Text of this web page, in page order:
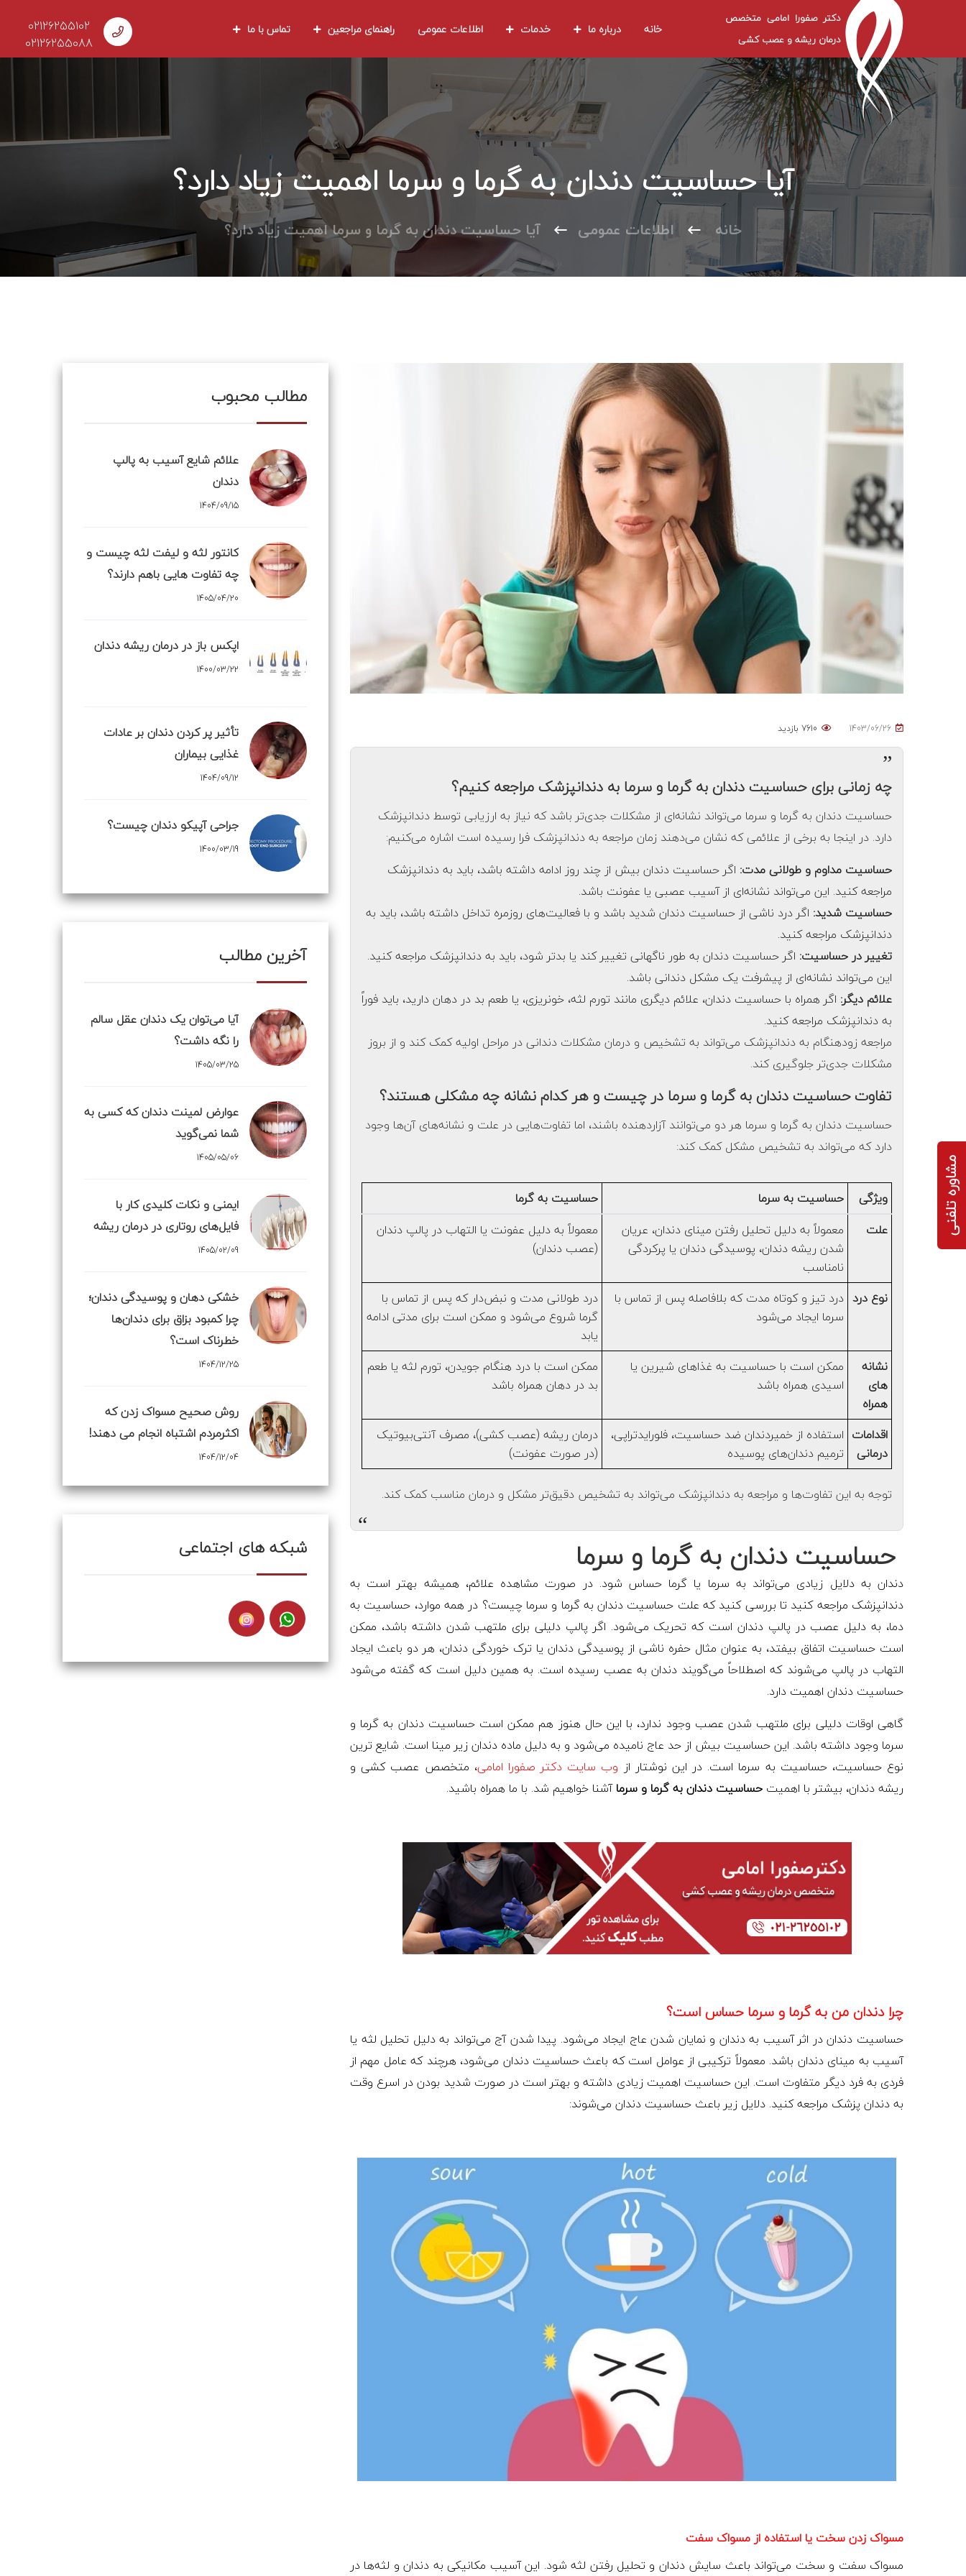
خانه درباره ما خدمات اطلاعات عمومی راهنمای مراجعین تماس با ما
02126255102
02126255088
دکتر صفورا امامی متخصص
درمان ریشه و عصب کشی
آیا حساسیت دندان به گرما و سرما اهمیت زیاد دارد؟
خانه اطلاعات عمومی آیا حساسیت دندان به گرما و سرما اهمیت زیاد دارد؟
”
چه زمانی برای حساسیت دندان به گرما و سرما به دندانپزشک مراجعه کنیم؟
حساسیت دندان به گرما و سرما می‌تواند نشانه‌ای از مشکلات جدی‌تر باشد که نیاز به ارزیابی توسط دندانپزشک
دارد. در اینجا به برخی از علائمی که نشان می‌دهند زمان مراجعه به دندانپزشک فرا رسیده است اشاره می‌کنیم:
حساسیت مداوم و طولانی مدت: اگر حساسیت دندان بیش از چند روز ادامه داشته باشد، باید به دندانپزشک
مراجعه کنید. این می‌تواند نشانه‌ای از آسیب عصبی یا عفونت باشد.
حساسیت شدید: اگر درد ناشی از حساسیت دندان شدید باشد و با فعالیت‌های روزمره تداخل داشته باشد، باید به
دندانپزشک مراجعه کنید.
تغییر در حساسیت: اگر حساسیت دندان به طور ناگهانی تغییر کند یا بدتر شود، باید به دندانپزشک مراجعه کنید.
این می‌تواند نشانه‌ای از پیشرفت یک مشکل دندانی باشد.
علائم دیگر: اگر همراه با حساسیت دندان، علائم دیگری مانند تورم لثه، خونریزی، یا طعم بد در دهان دارید، باید فوراً
به دندانپزشک مراجعه کنید.
مراجعه زودهنگام به دندانپزشک می‌تواند به تشخیص و درمان مشکلات دندانی در مراحل اولیه کمک کند و از بروز
مشکلات جدی‌تر جلوگیری کند.
تفاوت حساسیت دندان به گرما و سرما در چیست و هر کدام نشانه چه مشکلی هستند؟
حساسیت دندان به گرما و سرما هر دو می‌توانند آزاردهنده باشند، اما تفاوت‌هایی در علت و نشانه‌های آن‌ها وجود
دارد که می‌تواند به تشخیص مشکل کمک کند:
ویژگی حساسیت به سرما
حساسیت به گرما
علت
معمولاً به دلیل تحلیل رفتن مینای دندان، عریان
شدن ریشه دندان، پوسیدگی دندان یا پرکردگی
نامناسب
معمولاً به دلیل عفونت یا التهاب در پالپ دندان
(عصب دندان)
نوع درد درد تیز و کوتاه مدت که بلافاصله پس از تماس با
سرما ایجاد می‌شود
درد طولانی مدت و نبض‌دار که پس از تماس با
گرما شروع می‌شود و ممکن است برای مدتی ادامه
یابد
نشانه
های
همراه
ممکن است با حساسیت به غذاهای شیرین یا
اسیدی همراه باشد
ممکن است با درد هنگام جویدن، تورم لثه یا طعم
بد در دهان همراه باشد
اقدامات
درمانی
استفاده از خمیردندان ضد حساسیت، فلورایدتراپی،
ترمیم دندان‌های پوسیده
درمان ریشه (عصب کشی)، مصرف آنتی‌بیوتیک
(در صورت عفونت)
توجه به این تفاوت‌ها و مراجعه به دندانپزشک می‌تواند به تشخیص دقیق‌تر مشکل و درمان مناسب کمک کند.
“
حساسیت دندان به گرما و سرما
دندان به دلایل زیادی می‌تواند به سرما یا گرما حساس شود. در صورت مشاهده علائم، همیشه بهتر است به
دندانپزشک مراجعه کنید تا بررسی کنید که علت حساسیت دندان به گرما و سرما چیست؟ در همه موارد، حساسیت به
دما، به دلیل عصب در پالپ دندان است که تحریک می‌شود. اگر پالپ دلیلی برای ملتهب شدن داشته باشد، ممکن
است حساسیت اتفاق بیفتد، به عنوان مثال حفره ناشی از پوسیدگی دندان یا ترک خوردگی دندان، هر دو باعث ایجاد
التهاب در پالپ می‌شوند که اصطلاحاً می‌گویند دندان به عصب رسیده است. به همین دلیل است که گفته می‌شود
حساسیت دندان اهمیت دارد.
گاهی اوقات دلیلی برای ملتهب شدن عصب وجود ندارد، با این حال هنوز هم ممکن است حساسیت دندان به گرما و
سرما وجود داشته باشد. این حساسیت بیش از حد عاج نامیده می‌شود و به دلیل ماده دندان زیر مینا است. شایع ترین
نوع حساسیت، حساسیت به سرما است. در این نوشتار از وب سایت دکتر صفورا امامی، متخصص عصب کشی و
ریشه دندان، بیشتر با اهمیت حساسیت دندان به گرما و سرماآشنا خواهیم شد. با ما همراه باشید.
چرا دندان من به گرما و سرما حساس است؟
حساسیت دندان در اثر آسیب به دندان و نمایان شدن عاج ایجاد می‌شود. پیدا شدن آج می‌تواند به دلیل تحلیل لثه یا
آسیب به مینای دندان باشد. معمولاً ترکیبی از عوامل است که باعث حساسیت دندان می‌شود، هرچند که عامل مهم از
فردی به فرد دیگر متفاوت است. این حساسیت اهمیت زیادی داشته و بهتر است در صورت شدید بودن در اسرع وقت
به دندان پزشک مراجعه کنید. دلایل زیر باعث حساسیت دندان می‌شوند:
مسواک زدن سخت یا استفاده از مسواک سفت
مسواک سفت و سخت می‌تواند باعث سایش دندان و تحلیل رفتن لثه شود. این آسیب مکانیکی به دندان و لثه‌ها در
مطالب محبوب
علائم شایع آسیب به پالپ
دندان
1404/09/15
کانتور لثه و لیفت لثه چیست و
چه تفاوت هایی باهم دارند؟
1405/04/20
اپکس باز در درمان ریشه دندان
1400/03/22
تأثیر پر کردن دندان بر عادات
غذایی بیماران
1404/09/12
جراحی آپیکو دندان چیست؟
1400/03/19
آخرین مطالب
آیا می‌توان یک دندان عقل سالم
را نگه داشت؟
1405/03/25
عوارض لمینت دندان که کسی به
شما نمی‌گوید
1405/05/06
ایمنی و نکات کلیدی کار با
فایل‌های روتاری در درمان ریشه
1405/02/09
خشکی دهان و پوسیدگی دندان؛
چرا کمبود بزاق برای دندان‌ها
خطرناک است؟
1404/12/25
روش صحیح مسواک زدن که
اکثرمردم اشتباه انجام می دهند!
1404/12/04
شبکه های اجتماعی
مشاوره تلفنی